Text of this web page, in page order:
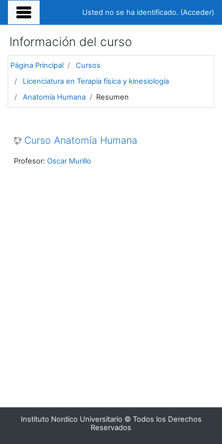
Salta al contenido principal
Usted no se ha identificado. (Acceder)
Información del curso
Página Principal
Cursos
Licenciatura en Terapia física y kinesiología
Anatomía Humana
Resumen
Curso Anatomía Humana
Profesor: Oscar Murillo
Instituto Nordico Universitario © Todos los Derechos
Reservados